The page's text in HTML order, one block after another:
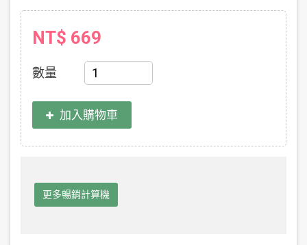
NT$ 669
數量
加入購物車
更多暢銷計算機